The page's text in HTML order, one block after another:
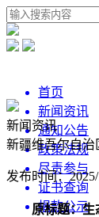
首页
新闻资讯
通知公告
政策法规
尽责参与
证书查询
捐款公示
新闻资讯
新疆维吾尔自治
发布时间：
原标题：生